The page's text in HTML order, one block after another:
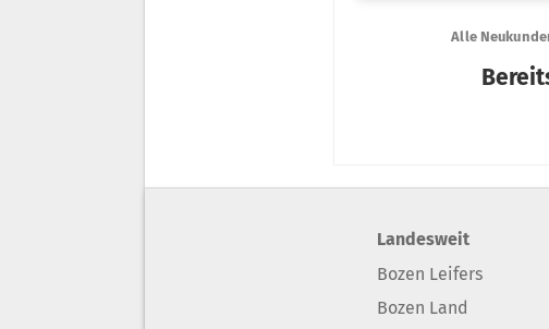
Landesweit
Bozen Leifers
Bozen Land